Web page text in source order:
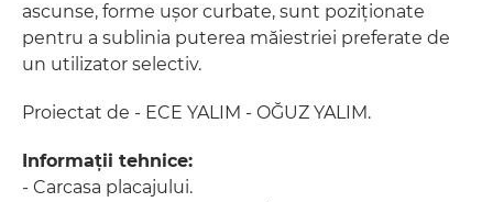
ascunse, forme ușor curbate, sunt poziționate
pentru a sublinia puterea măiestriei preferate de
un utilizator selectiv.
Proiectat de - ECE YALIM - OĞUZ YALIM.
Informații tehnice:
- Carcasa placajului.